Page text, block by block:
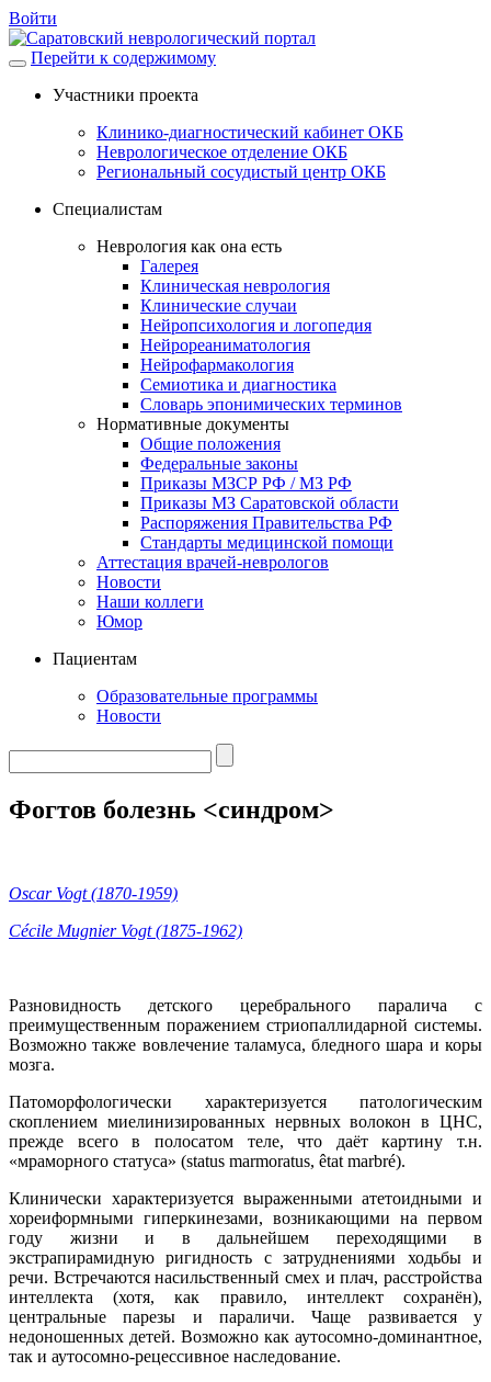
Войти
Перейти к содержимому
Участники проекта
Клинико-диагностический кабинет ОКБ
Неврологическое отделение ОКБ
Региональный сосудистый центр ОКБ
Специалистам
Неврология как она есть
Галерея
Клиническая неврология
Клинические случаи
Нейропсихология и логопедия
Нейрореаниматология
Нейрофармакология
Семиотика и диагностика
Словарь эпонимических терминов
Нормативные документы
Общие положения
Федеральные законы
Приказы МЗСР РФ / МЗ РФ
Приказы МЗ Саратовской области
Распоряжения Правительства РФ
Стандарты медицинской помощи
Аттестация врачей-неврологов
Новости
Наши коллеги
Юмор
Пациентам
Образовательные программы
Новости
Фогтов болезнь <синдром>
Oscar Vogt (1870-1959)
Cécile Mugnier Vogt (1875-1962)
Разновидность детского церебрального паралича с
преимущественным поражением стриопаллидарной системы.
Возможно также вовлечение таламуса, бледного шара и коры
мозга.
Патоморфологически характеризуется патологическим
скоплением миелинизированных нервных волокон в ЦНС,
прежде всего в полосатом теле, что даёт картину т.н.
«мраморного статуса» (status marmoratus, êtat marbré).
Клинически характеризуется выраженными атетоидными и
хореиформными гиперкинезами, возникающими на первом
году жизни и в дальнейшем переходящими в
экстрапирамидную ригидность с затруднениями ходьбы и
речи. Встречаются насильственный смех и плач, расстройства
интеллекта (хотя, как правило, интеллект сохранён),
центральные парезы и параличи. Чаще развивается у
недоношенных детей. Возможно как аутосомно-доминантное,
так и аутосомно-рецессивное наследование.